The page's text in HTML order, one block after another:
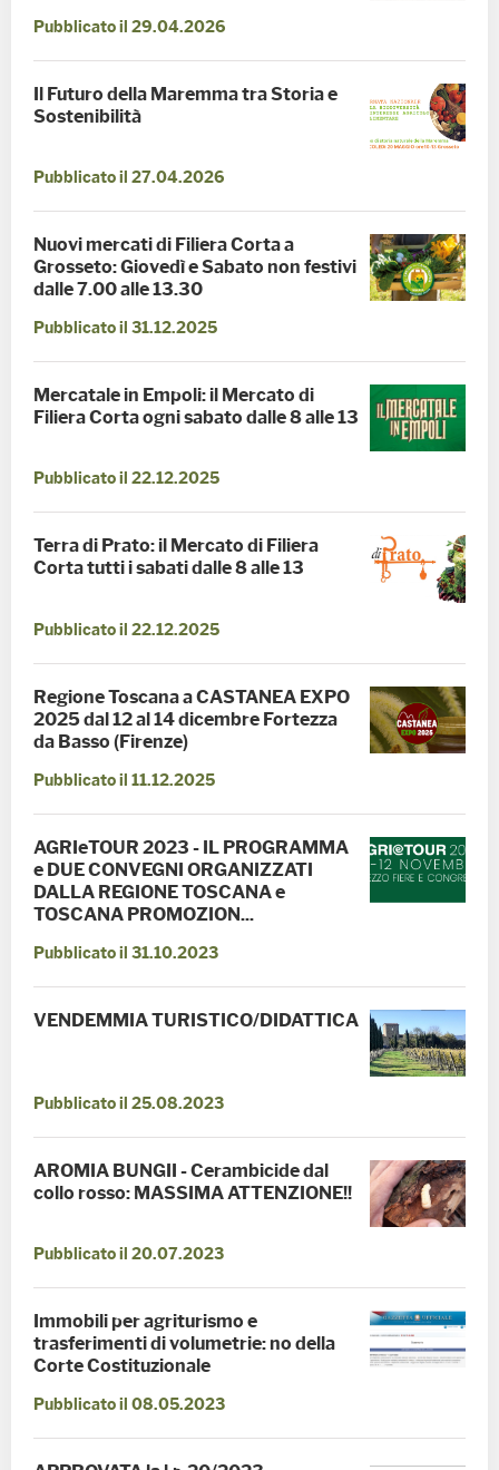
Pubblicato il 29.04.2026
Il Futuro della Maremma tra Storia e
Sostenibilità
Pubblicato il 27.04.2026
Nuovi mercati di Filiera Corta a
Grosseto: Giovedì e Sabato non festivi
dalle 7.00 alle 13.30
Pubblicato il 31.12.2025
Mercatale in Empoli: il Mercato di
Filiera Corta ogni sabato dalle 8 alle 13
Pubblicato il 22.12.2025
Terra di Prato: il Mercato di Filiera
Corta tutti i sabati dalle 8 alle 13
Pubblicato il 22.12.2025
Regione Toscana a CASTANEA EXPO
2025 dal 12 al 14 dicembre Fortezza
da Basso (Firenze)
Pubblicato il 11.12.2025
AGRIeTOUR 2023 - IL PROGRAMMA
e DUE CONVEGNI ORGANIZZATI
DALLA REGIONE TOSCANA e
TOSCANA PROMOZION...
Pubblicato il 31.10.2023
VENDEMMIA TURISTICO/DIDATTICA
Pubblicato il 25.08.2023
AROMIA BUNGII - Cerambicide dal
collo rosso: MASSIMA ATTENZIONE!!
Pubblicato il 20.07.2023
Immobili per agriturismo e
trasferimenti di volumetrie: no della
Corte Costituzionale
Pubblicato il 08.05.2023